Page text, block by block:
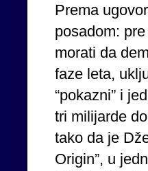
Prema
posadom:
morati da
faze leta,
“pokazni” i
tri milijarde
tako da je
Origin”, u